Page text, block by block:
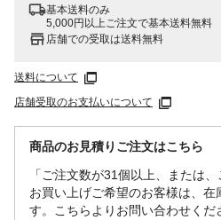
基本送料のみ
5,000円以上ご注文で基本送料無料
店舗での受取は送料無料
送料について
店舗受取のお支払いについて
商品のお見積りご注文はこちら
「ご注文数が31個以上、または
お買い上げご希望のお客様は、在
す。こちらよりお問い合わせくだ